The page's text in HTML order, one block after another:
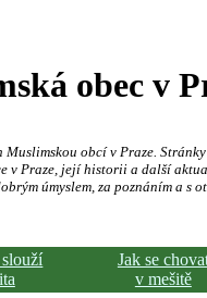
obec v
obcí v Praze.
v Praze, její historii a další
úmyslem, za poznáním a s
Jak se
v mešitě